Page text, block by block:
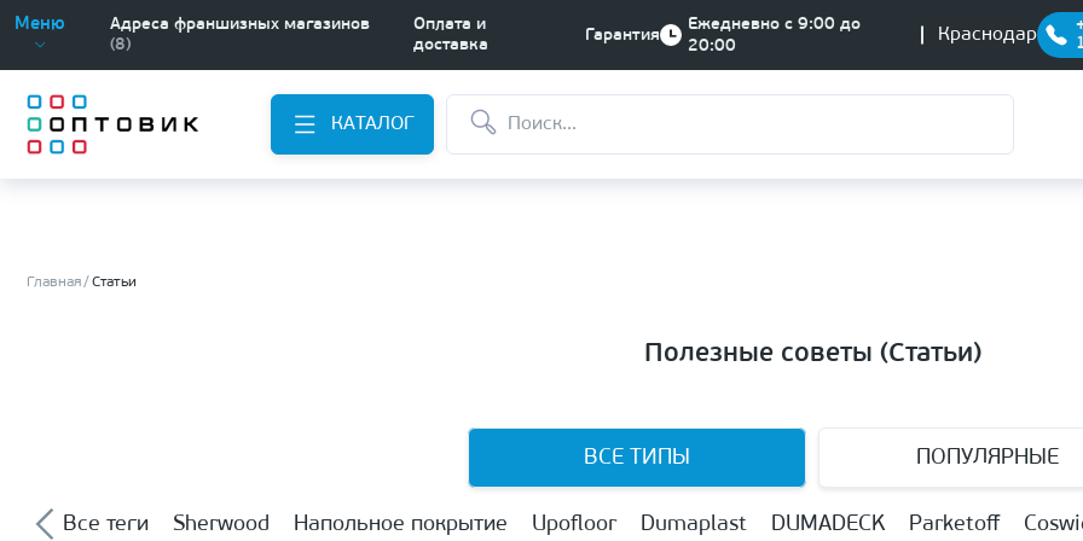
Меню
Адреса франшизных магазинов
(8)
Оплата и
доставка
Гарантия
Ежедневно с 9:00 до
20:00
Краснодар
КАТАЛОГ
Главная Статьи
Полезные советы (Статьи)
ВСЕ ТИПЫ ПОПУЛЯРНЫЕ
Все теги Sherwood Напольное покрытие Upofloor Dumaplast DUMADECK Parketoff